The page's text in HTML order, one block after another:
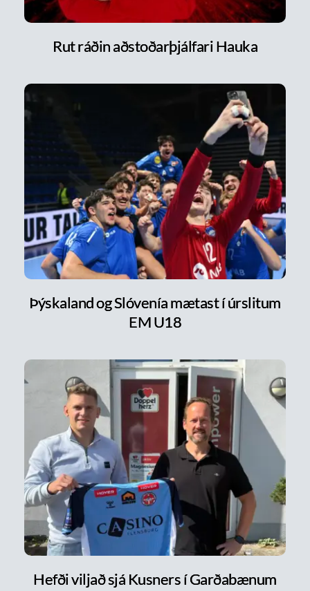
Rut ráðin aðstoðarþjálfari Hauka
Þýskaland og Slóvenía mætast í úrslitum
EM U18
Hefði viljað sjá Kusners í Garðabænum